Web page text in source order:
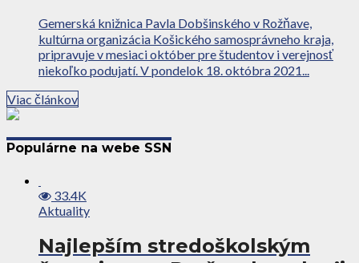
Gemerská knižnica Pavla Dobšinského v Rožňave,
kultúrna organizácia Košického samosprávneho kraja,
pripravuje v mesiaci október pre študentov i verejnosť
niekoľko podujatí. V pondelok 18. októbra 2021...
Viac článkov
Populárne na webe SSN
33.4K
Aktuality
Najlepším stredoškolským